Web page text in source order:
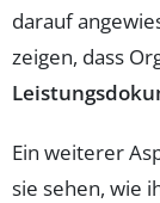
darauf
zeigen, dass
Ein weiterer
sie sehen, wie